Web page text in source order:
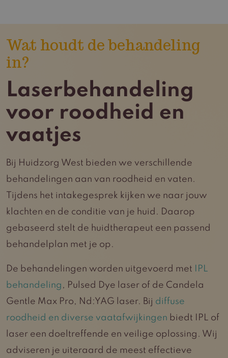
Wat houdt de behandeling
in?
Laserbehandeling
voor roodheid en
vaatjes
Bij Huidzorg West bieden we verschillende
behandelingen aan van roodheid en vaten.
Tijdens het intakegesprek kijken we naar jouw
klachten en de conditie van je huid. Daarop
gebaseerd stelt de huidtherapeut een passend
behandelplan met je op.
De behandelingen worden uitgevoerd met IPL
behandeling , Pulsed Dye laser of de Candela
Gentle Max Pro, Nd:YAG laser. Bij diffuse
roodheid en diverse vaatafwijkingen biedt IPL of
laser een doeltreffende en veilige oplossing. Wij
adviseren je uiteraard de meest effectieve